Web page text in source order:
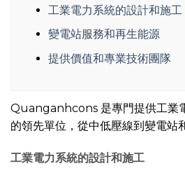
工業電力系統的設計和施工
變電站服務和再生能源
提供價值和專業技術團隊
Quanganhcons 是專門提供工業
的領先單位，從中低壓線到變電站
工業電力系統的設計和施工